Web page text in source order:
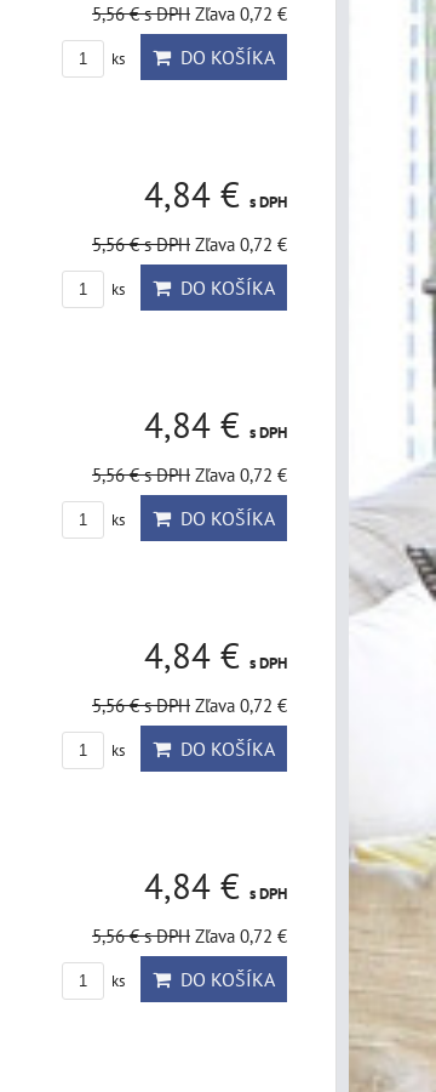
5,56 €s DPH Zľava 0,72 €
ks DO KOŠÍKA
4,84 € s DPH
5,56 €s DPH Zľava 0,72 €
ks DO KOŠÍKA
4,84 € s DPH
5,56 €s DPH Zľava 0,72 €
ks DO KOŠÍKA
4,84 € s DPH
5,56 €s DPH Zľava 0,72 €
ks DO KOŠÍKA
4,84 € s DPH
5,56 €s DPH Zľava 0,72 €
ks DO KOŠÍKA